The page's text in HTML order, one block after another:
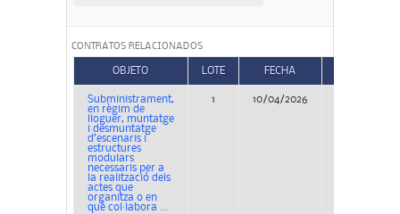
CONTRATOS RELACIONADOS
OBJETO LOTE FECHA
Subministrament,
en règim de
lloguer, muntatge
i desmuntatge
d’escenaris i
estructures
modulars
necessaris per a
la realització dels
actes que
organitza o en
què col·labora ...
1 10/04/2026